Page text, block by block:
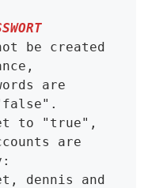
be created
are
to "true",
are
dennis and